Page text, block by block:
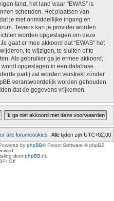
land, het land waar “EWAS” is
schenden. Het plaatsen van
je met onmiddellijke ingang en
Tevens kan je provider worden
worden opgeslagen om deze
gaat er mee akkoord dat “EWAS” het
te wijzigen, te sluiten of te
Als gebruiker ga je ermee akkoord,
opgeslagen in een database.
partij zal worden verstrekt zónder
verantwoordelijk worden gehouden
dat de gegevens vrijkomen.
Alle tijden zijn UTC+02:00
alle forumcookies
by phpBB® Forum Software © phpBB
doorphpBB.nl
Off